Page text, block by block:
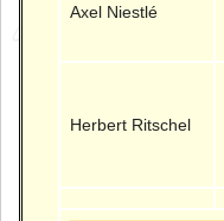
Axel Niestlé
Herbert Ritschel